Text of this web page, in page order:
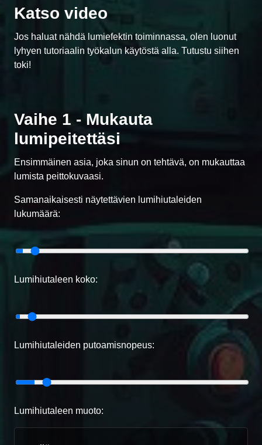
Katso video
Jos haluat nähdä lumiefektin toiminnassa, olen luonut
lyhyen tutoriaalin työkalun käytöstä alla. Tutustu siihen
toki!
Vaihe 1 - Mukauta
lumipeitettäsi
Ensimmäinen asia, joka sinun on tehtävä, on mukauttaa
lumista peittokuvaasi.
Samanaikaisesti näytettävien lumihiutaleiden
lukumäärä:
Lumihiutaleen koko:
Lumihiutaleiden putoamisnopeus:
Lumihiutaleen muoto: